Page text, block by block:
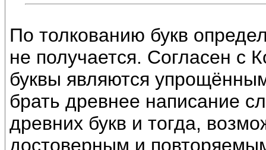
По толкованию букв
не получается. Согласен
буквы являются
брать древнее написание
древних букв и тогда,
достоверным и